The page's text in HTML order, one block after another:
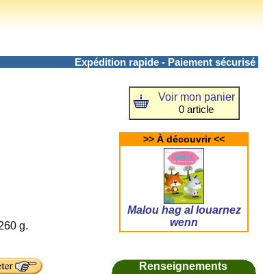
Expédition rapide - Paiement sécurisé
g.
Voir mon panier
0 article
>> À découvrir <<
Malou hag al louarnez
wenn
Renseignements